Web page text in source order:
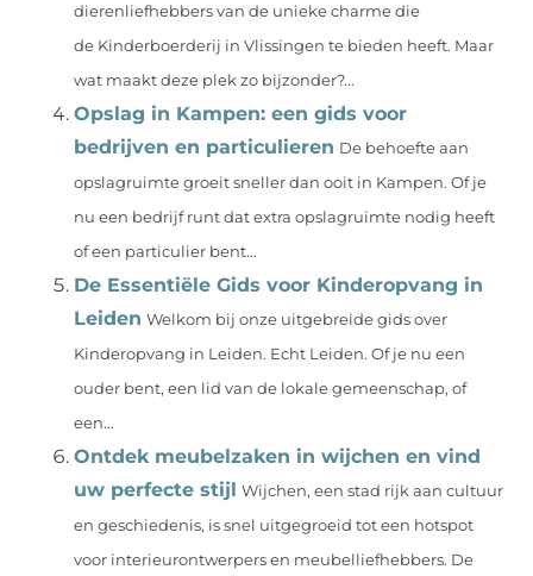
dierenliefhebbers van de unieke charme die
de Kinderboerderij in Vlissingen te bieden heeft. Maar
wat maakt deze plek zo bijzonder?...
Opslag in Kampen: een gids voor
bedrijven en particulieren De behoefte aan
opslagruimte groeit sneller dan ooit in Kampen. Of je
nu een bedrijf runt dat extra opslagruimte nodig heeft
of een particulier bent...
De Essentiële Gids voor Kinderopvang in
Leiden Welkom bij onze uitgebreide gids over
Kinderopvang in Leiden. Echt Leiden. Of je nu een
ouder bent, een lid van de lokale gemeenschap, of
een...
Ontdek meubelzaken in wijchen en vind
uw perfecte stijl Wijchen, een stad rijk aan cultuur
en geschiedenis, is snel uitgegroeid tot een hotspot
voor interieurontwerpers en meubelliefhebbers. De